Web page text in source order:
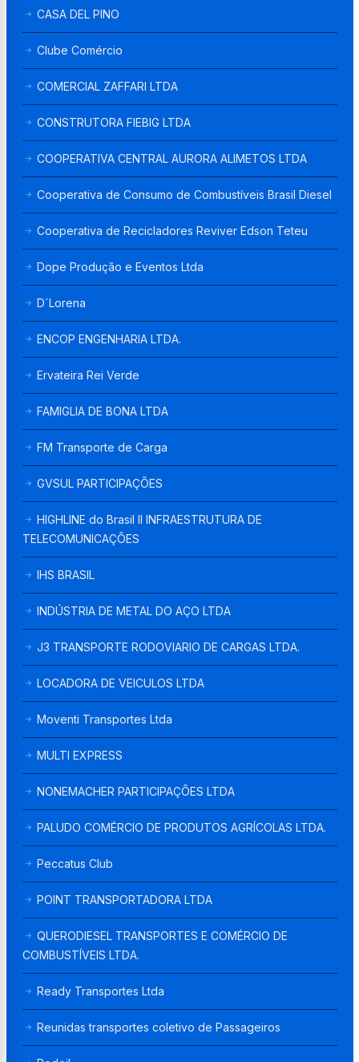
CASA DEL PINO
Clube Comércio
COMERCIAL ZAFFARI LTDA
CONSTRUTORA FIEBIG LTDA
COOPERATIVA CENTRAL AURORA ALIMETOS LTDA
Cooperativa de Consumo de Combustíveis Brasil Diesel
Cooperativa de Recicladores Reviver Edson Teteu
Dope Produção e Eventos Ltda
D´Lorena
ENCOP ENGENHARIA LTDA.
Ervateira Rei Verde
FAMIGLIA DE BONA LTDA
FM Transporte de Carga
GVSUL PARTICIPAÇÕES
HIGHLINE do Brasil II INFRAESTRUTURA DE
TELECOMUNICAÇÕES
IHS BRASIL
INDÚSTRIA DE METAL DO AÇO LTDA
J3 TRANSPORTE RODOVIARIO DE CARGAS LTDA.
LOCADORA DE VEICULOS LTDA
Moventi Transportes Ltda
MULTI EXPRESS
NONEMACHER PARTICIPAÇÕES LTDA
PALUDO COMÉRCIO DE PRODUTOS AGRÍCOLAS LTDA.
Peccatus Club
POINT TRANSPORTADORA LTDA
QUERODIESEL TRANSPORTES E COMÉRCIO DE
COMBUSTÍVEIS LTDA.
Ready Transportes Ltda
Reunidas transportes coletivo de Passageiros